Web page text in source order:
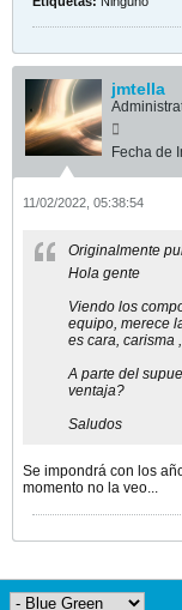
jmtella
Fecha de
11/02/2022, 05:38:54
Originalmente
Hola gente
Viendo los
equipo, merece
es cara, carisma
A parte del
ventaja?
Saludos
Se impondrá con los
momento no la veo...